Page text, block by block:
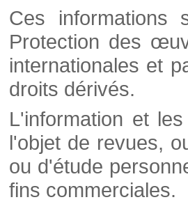
Ces informations
Protection des
internationales et
droits dérivés.
L'information et
l'objet de revues,
ou d'étude
fins commerciales.